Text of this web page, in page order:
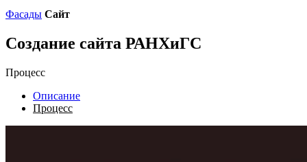
Фасады Сайт
Создание сайта РАНХиГС
Процесс
Описание
Процесс